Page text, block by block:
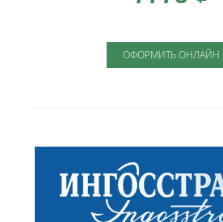
ОФОРМИТЬ ОНЛАЙН